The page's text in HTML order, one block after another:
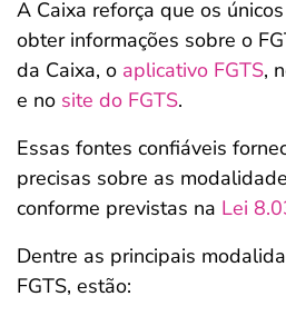
A Caixa reforça que os
obter informações sobre o
da Caixa, o aplicativo FGTS,
e no site do FGTS.
Essas fontes confiáveis
precisas sobre as
conforme previstas na Lei
Dentre as principais
FGTS, estão: